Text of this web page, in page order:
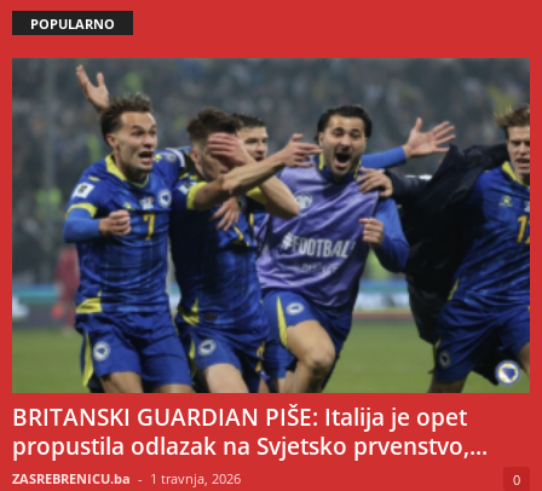
POPULARNO
BRITANSKI GUARDIAN PIŠE: Italija je opet
propustila odlazak na Svjetsko prvenstvo,...
ZASREBRENICU.ba - 1 travnja, 2026 0